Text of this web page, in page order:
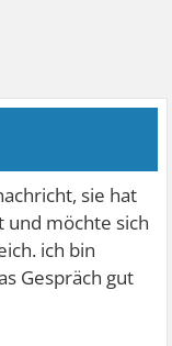
sie hat
und möchte sich
ich bin
Gespräch gut